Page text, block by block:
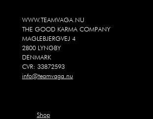
WWW.TEAMVAGA.NU
THE GOOD KARMA COMPANY
MAGLEBJERGVEJ 4
2800 LYNGBY
DENMARK
CVR: 33872593
info@teamvaga.nu
Shop